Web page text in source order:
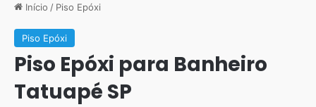
Início / Piso Epóxi
Piso Epóxi
Piso Epóxi para Banheiro
Tatuapé SP